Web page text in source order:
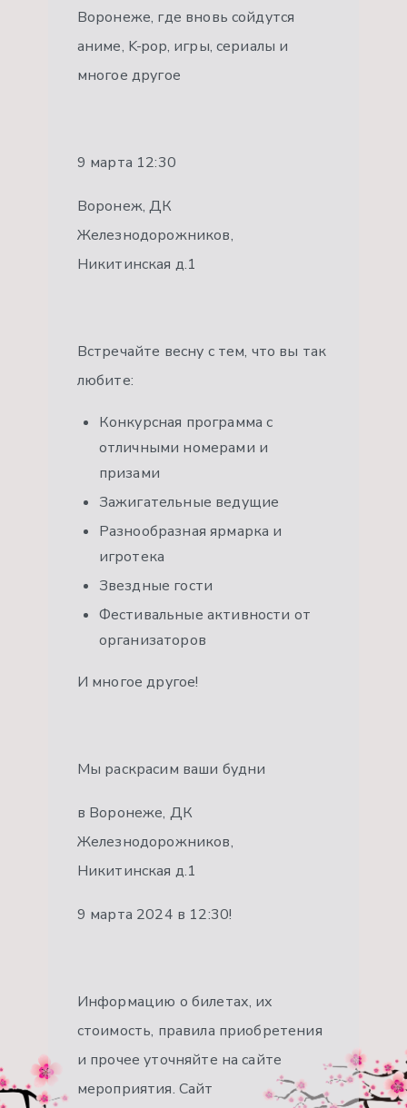
Воронеже, где вновь сойдутся
аниме, K-pop, игры, сериалы и
многое другое
9 марта 12:30
Воронеж, ДК
Железнодорожников,
Никитинская д.1
Встречайте весну с тем, что вы так
любите:
Конкурсная программа с
отличными номерами и
призами
Зажигательные ведущие
Разнообразная ярмарка и
игротека
Звездные гости
Фестивальные активности от
организаторов
И многое другое!
Мы раскрасим ваши будни
в Воронеже, ДК
Железнодорожников,
Никитинская д.1
9 марта 2024 в 12:30!
Информацию о билетах, их
стоимость, правила приобретения
и прочее уточняйте на сайте
мероприятия. Сайт